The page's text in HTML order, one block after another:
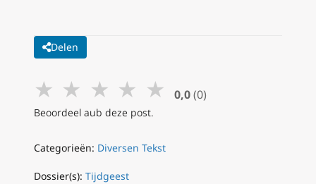
Delen
★ ★ ★ ★ ★ 0,0 (0)
Beoordeel aub deze post.
Categorieën: Diversen Tekst
Dossier(s): Tijdgeest